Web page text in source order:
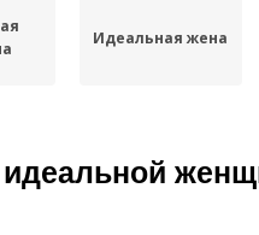
Идеальная жена
идеальной